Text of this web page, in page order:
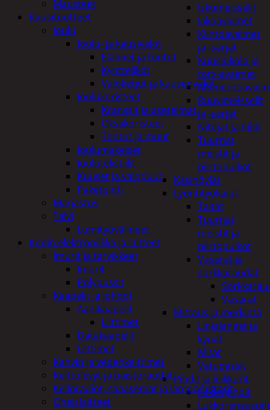
Iskumeisselit
Jakoavaimet
Kiintoavaimet
ja -sarjat
Kuusiokolo ja
torx-avaimet
Ruuvimeisselit
ja -sarjat
Nitojat ja niitit
Tuurnat,
meistit ja
piirtopuikot
Käsihöylät
Lyöntityökalut
Taltat
Tuurnat,
meistit ja
piirtopuikot
Vasarat ja
sorkkaraudat
Vasarat
Mittaus ja merkintä
Linjalangat ja
kynät
Mitat
Vatupassit
Pihdit ja leikkurit
Lukkopihdit
Mausteet
Kausituotteet
Joulu
Joulu- ja kausivalot
Eläimet ja tontut
Kyntteliköt
Valoketjut ja kuusenvalot
Joulukoristeet
Kranssit ja asetelmat
Oksakoristeet
Tontut ja muut
Joulumakeiset
Joulutekstiilit
Kuuset ja valopuut
Paketointi
Marjastus
Talvi
Lumityövälineet
Kodin elektroniikka ja laitteet
Imurit ja tarvikkeet
Imurit
Pölypussit
Kaapelit ja johdot
Äänikaapelit
Liittimet
Datakaapelit
Liittimet
Kahvin ja vedenkeittimet
Keittolevyt ja paistoraudat
Kelloradiot, sääasemat ja lämpömittarit
Oheislaitteet